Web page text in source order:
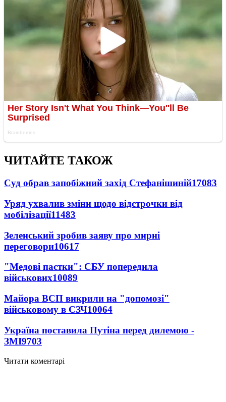
ЧИТАЙТЕ ТАКОЖ
Суд обрав запобіжний захід Стефанішиній17083
Уряд ухвалив зміни щодо відстрочки від
мобілізації11483
Зеленський зробив заяву про мирні
переговори10617
"Медові пастки": СБУ попередила
військових10089
Майора ВСП викрили на "допомозі"
військовому в СЗЧ10064
Україна поставила Путіна перед дилемою -
ЗМІ9703
Читати коментарі